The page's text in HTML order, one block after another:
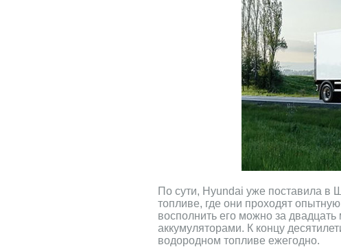
По сути, Hyundai уже поставила в
топливе, где они проходят
восполнить его можно за
аккумуляторами. К концу
водородном топливе ежегодно.